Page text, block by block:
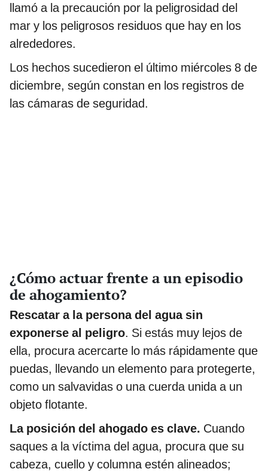
llamó a la precaución por la peligrosidad del
mar y los peligrosos residuos que hay en los
alrededores.
Los hechos sucedieron el último miércoles 8 de
diciembre, según constan en los registros de
las cámaras de seguridad.
¿Cómo actuar frente a un episodio
de ahogamiento?
Rescatar a la persona del agua sin
exponerse al peligro. Si estás muy lejos de
ella, procura acercarte lo más rápidamente que
puedas, llevando un elemento para protegerte,
como un salvavidas o una cuerda unida a un
objeto flotante.
La posición del ahogado es clave. Cuando
saques a la víctima del agua, procura que su
cabeza, cuello y columna estén alineados;